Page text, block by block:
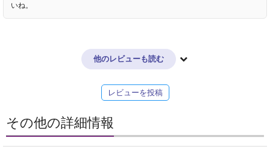
いね。
他のレビューも読む
レビューを投稿
その他の詳細情報